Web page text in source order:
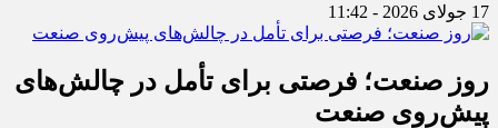
17 جولای 2026 - 11:42
روز صنعت؛ فرصتی برای تأمل در چالش‌های
پیش‌روی صنعت